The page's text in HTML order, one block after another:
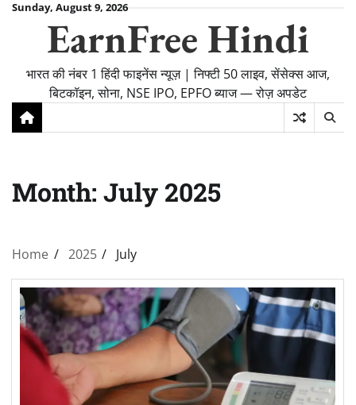
SkipSunday, August 9, 2026
EarnFree Hindi
भारत की नंबर 1 हिंदी फाइनेंस न्यूज़ | निफ्टी 50 लाइव, सेंसेक्स आज,
बिटकॉइन, सोना, NSE IPO, EPFO ब्याज — रोज़ अपडेट
Month: July 2025
Home 2025 July